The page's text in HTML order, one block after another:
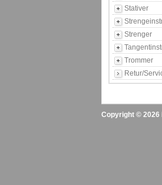
Stativer
Strenger
Trommer
Retur/
Copyright © 2026